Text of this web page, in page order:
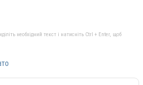
необхідний текст і натисніть Ctrl + Enter, щоб